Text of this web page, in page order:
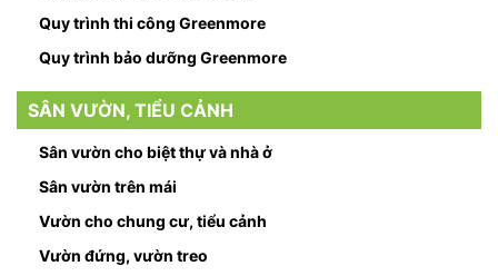
Quy trình thi công Greenmore
Quy trình bảo dưỡng Greenmore
SÂN VƯỜN, TIỂU CẢNH
Sân vườn cho biệt thự và nhà ở
Sân vườn trên mái
Vườn cho chung cư, tiểu cảnh
Vườn đứng, vườn treo